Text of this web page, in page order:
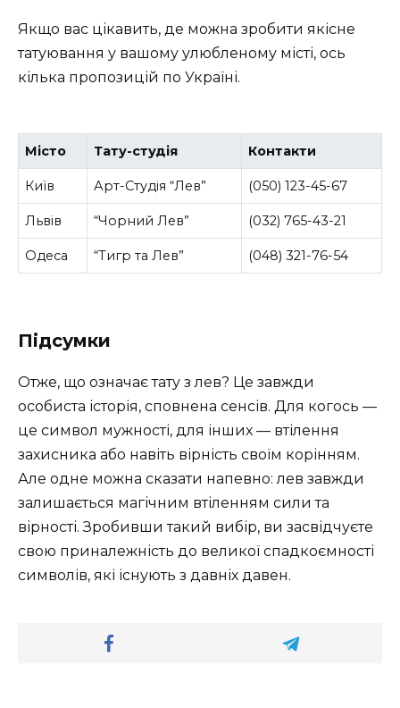
Якщо вас цікавить, де можна зробити якісне
татуювання у вашому улюбленому місті, ось
кілька пропозицій по Україні.
Місто Тату-студія Контакти
Київ Арт-Студія “Лев” (050) 123-45-67
Львів “Чорний Лев” (032) 765-43-21
Одеса “Тигр та Лев” (048) 321-76-54
Підсумки
Отже, що означає тату з лев? Це завжди
особиста історія, сповнена сенсів. Для когось —
це символ мужності, для інших — втілення
захисника або навіть вірність своїм корінням.
Але одне можна сказати напевно: лев завжди
залишається магічним втіленням сили та
вірності. Зробивши такий вибір, ви засвідчуєте
свою приналежність до великої спадкоємності
символів, які існують з давніх давен.